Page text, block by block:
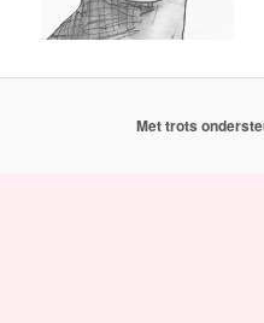
Met trots